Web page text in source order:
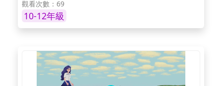
觀看次數：69
10-12年級